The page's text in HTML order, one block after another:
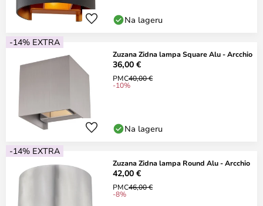
Na lageru
-14% EXTRA
Zuzana Zidna lampa Square Alu - Arcchio
36,00 €
PMC40,00 €
-10%
Na lageru
-14% EXTRA
Zuzana Zidna lampa Round Alu - Arcchio
42,00 €
PMC46,00 €
-8%